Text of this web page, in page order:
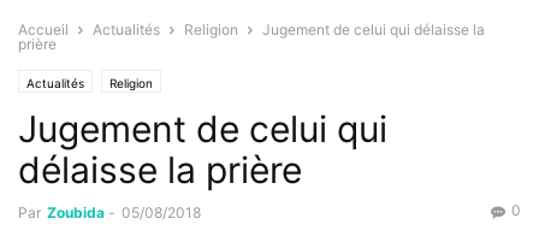
Accueil Actualités Religion
Jugement de celui qui délaisse la
prière
Actualités Religion
Jugement de celui qui
délaisse la prière
Par Zoubida - 05/08/2018 0